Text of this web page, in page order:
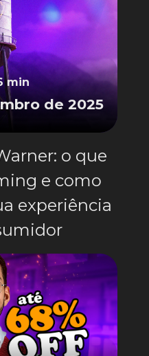
min
de 2025
o que
e como
experiência